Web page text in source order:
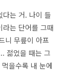
다는 거. 나이 들
는 단어를 그때
니 무릎이 아프
젊었을 때는 그
을수록 내 눈에